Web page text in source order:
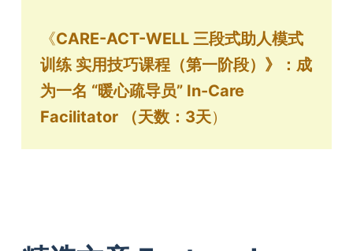
《CARE-ACT-WELL 三段式助人模式
训练 实用技巧课程（第一阶段）》：成
为一名 “暖心疏导员” In-Care
Facilitator（天数：3天）